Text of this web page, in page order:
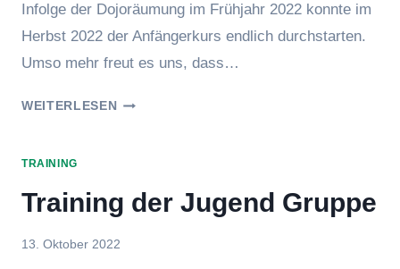
Infolge der Dojoräumung im Frühjahr 2022 konnte im
Herbst 2022 der Anfängerkurs endlich durchstarten.
Umso mehr freut es uns, dass…
WEITERLESENANFÄNGERJAHRGANG
TRAINING
Training der Jugend Gruppe
Von
13. Oktober 2022